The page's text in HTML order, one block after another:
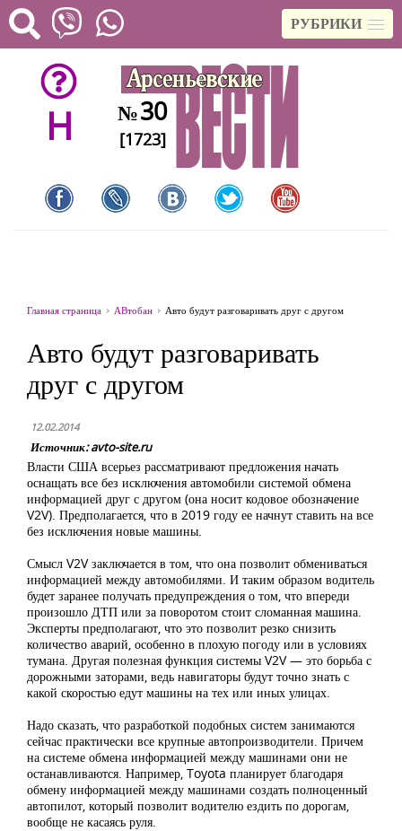
РУБРИКИ
H №30
[1723]
Главная страница АВтобан Авто будут разговаривать друг с другом
Авто будут разговаривать
друг с другом
12.02.2014
Источник: avto-site.ru
Власти США всерьез рассматривают предложения начать
оснащать все без исключения автомобили системой обмена
информацией друг с другом (она носит кодовое обозначение
V2V). Предполагается, что в 2019 году ее начнут ставить на все
без исключения новые машины.
Смысл V2V заключается в том, что она позволит обмениваться
информацией между автомобилями. И таким образом водитель
будет заранее получать предупреждения о том, что впереди
произошло ДТП или за поворотом стоит сломанная машина.
Эксперты предполагают, что это позволит резко снизить
количество аварий, особенно в плохую погоду или в условиях
тумана. Другая полезная функция системы V2V — это борьба с
дорожными заторами, ведь навигаторы будут точно знать с
какой скоростью едут машины на тех или иных улицах.
Надо сказать, что разработкой подобных систем занимаются
сейчас практически все крупные автопроизводители. Причем
на системе обмена информацией между машинами они не
останавливаются. Например, Toyota планирует благодаря
обмену информацией между машинами создать полноценный
автопилот, который позволит водителю ездить по дорогам,
вообще не касаясь руля.